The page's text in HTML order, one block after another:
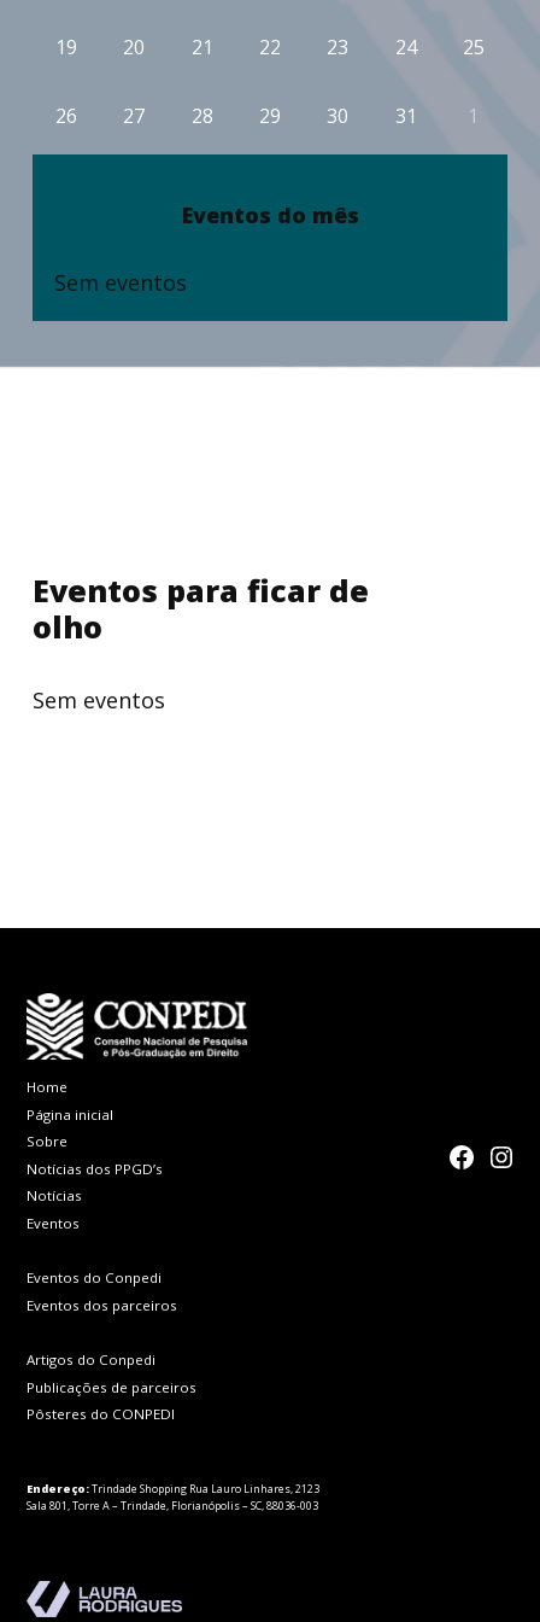
19 20 21 22 23 24 25
26 27 28 29 30 31 1
Eventos do mês
Sem eventos
Eventos para ficar de
olho
Sem eventos
Home
Página inicial
Sobre
Notícias dos PPGD’s
Notícias
Eventos
Eventos do Conpedi
Eventos dos parceiros
Artigos do Conpedi
Publicações de parceiros
Pôsteres do CONPEDI
Endereço:Trindade Shopping Rua Lauro Linhares, 2123
Sala 801, Torre A – Trindade, Florianópolis – SC, 88036-003